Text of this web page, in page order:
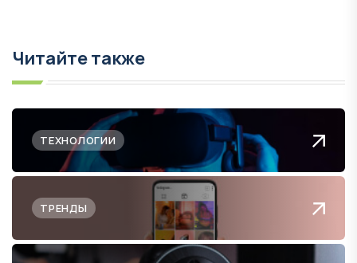
Читайте также
ТЕХНОЛОГИИ
ТРЕНДЫ